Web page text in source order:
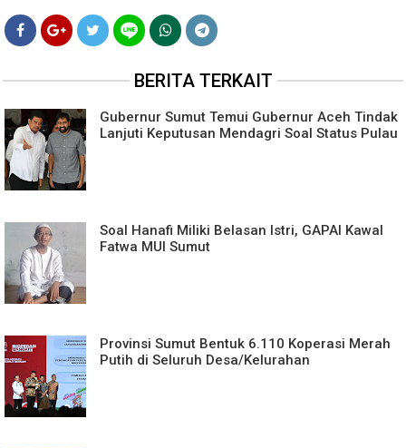
BERITA TERKAIT
Gubernur Sumut Temui Gubernur Aceh Tindak
Lanjuti Keputusan Mendagri Soal Status Pulau
Soal Hanafi Miliki Belasan Istri, GAPAI Kawal
Fatwa MUI Sumut
Provinsi Sumut Bentuk 6.110 Koperasi Merah
Putih di Seluruh Desa/Kelurahan